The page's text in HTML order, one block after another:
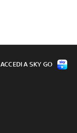
ACCEDI A SKY GO